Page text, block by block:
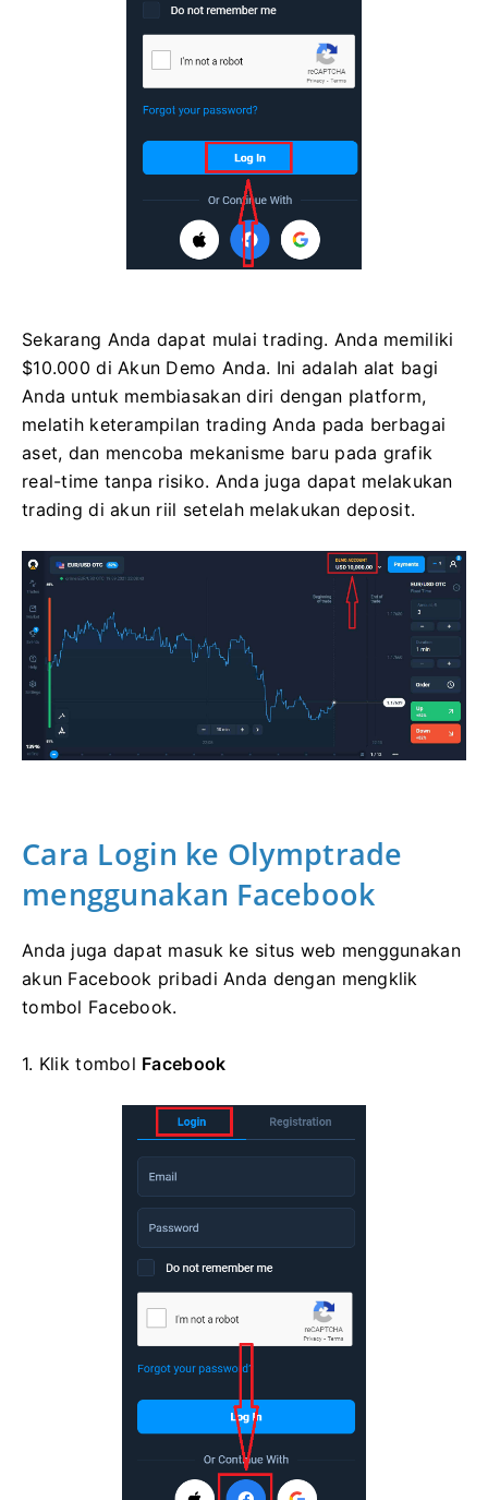
Sekarang Anda dapat mulai trading. Anda memiliki
$10.000 di Akun Demo Anda. Ini adalah alat bagi
Anda untuk membiasakan diri dengan platform,
melatih keterampilan trading Anda pada berbagai
aset, dan mencoba mekanisme baru pada grafik
real-time tanpa risiko. Anda juga dapat melakukan
trading di akun riil setelah melakukan deposit.
Cara Login ke Olymptrade
menggunakan Facebook
Anda juga dapat masuk ke situs web menggunakan
akun Facebook pribadi Anda dengan mengklik
tombol Facebook.
1. Kliktombol Facebook